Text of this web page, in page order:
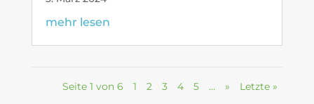
mehr lesen
Seite 1 von 6 1 2 3 4 5 … » Letzte »